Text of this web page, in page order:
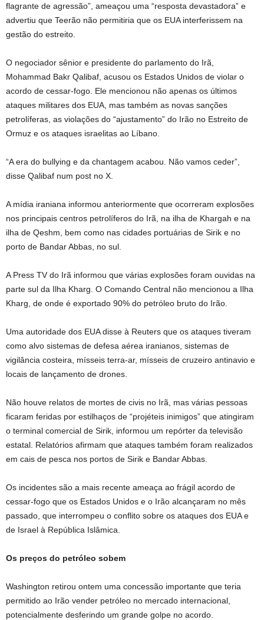
flagrante de agressão”, ameaçou uma “resposta devastadora” e
advertiu que Teerão não permitiria que os EUA interferissem na
gestão do estreito.
O negociador sênior e presidente do parlamento do Irã,
Mohammad Bakr Qalibaf, acusou os Estados Unidos de violar o
acordo de cessar-fogo. Ele mencionou não apenas os últimos
ataques militares dos EUA, mas também as novas sanções
petrolíferas, as violações do “ajustamento” do Irão no Estreito de
Ormuz e os ataques israelitas ao Líbano.
“A era do bullying e da chantagem acabou. Não vamos ceder”,
disse Qalibaf num post no X.
A mídia iraniana informou anteriormente que ocorreram explosões
nos principais centros petrolíferos do Irã, na ilha de Khargah e na
ilha de Qeshm, bem como nas cidades portuárias de Sirik e no
porto de Bandar Abbas, no sul.
A Press TV do Irã informou que várias explosões foram ouvidas na
parte sul da Ilha Kharg. O Comando Central não mencionou a Ilha
Kharg, de onde é exportado 90% do petróleo bruto do Irão.
Uma autoridade dos EUA disse à Reuters que os ataques tiveram
como alvo sistemas de defesa aérea iranianos, sistemas de
vigilância costeira, mísseis terra-ar, mísseis de cruzeiro antinavio e
locais de lançamento de drones.
Não houve relatos de mortes de civis no Irã, mas várias pessoas
ficaram feridas por estilhaços de “projéteis inimigos” que atingiram
o terminal comercial de Sirik, informou um repórter da televisão
estatal. Relatórios afirmam que ataques também foram realizados
em cais de pesca nos portos de Sirik e Bandar Abbas.
Os incidentes são a mais recente ameaça ao frágil acordo de
cessar-fogo que os Estados Unidos e o Irão alcançaram no mês
passado, que interrompeu o conflito sobre os ataques dos EUA e
de Israel à República Islâmica.
Os preços do petróleo sobem
Washington retirou ontem uma concessão importante que teria
permitido ao Irão vender petróleo no mercado internacional,
potencialmente desferindo um grande golpe no acordo.